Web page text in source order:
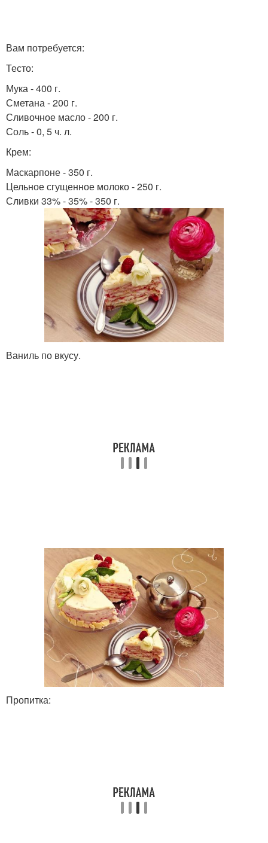
Вам потребуется:
Тесто:
Мука - 400 г.
Сметана - 200 г.
Сливочное масло - 200 г.
Соль - 0, 5 ч. л.
Крем:
Маскарпоне - 350 г.
Цельное сгущенное молоко - 250 г.
Сливки 33% - 35% - 350 г.
Ваниль по вкусу.
Пропитка: